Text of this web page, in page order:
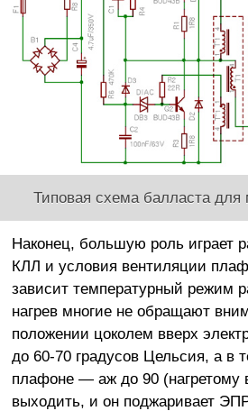
Типовая схема балласта
Наконец, большую роль играет
КЛЛ и условия вентиляции
зависит температурный режим
нагрев многие не обращают
положении цоколем вверх
до 60-70 градусов Цельсия, а в
плафоне — аж до 90 (нагретому
выходить, и он поджаривает